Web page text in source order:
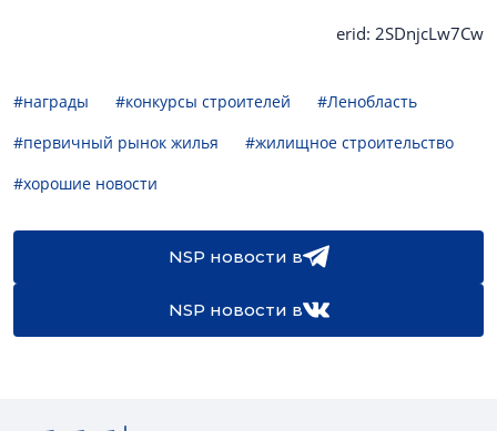
erid: 2SDnjcLw7Cw
#награды #конкурсы строителей
#Ленобласть
#первичный рынок жилья
#жилищное строительство
#хорошие новости
NSP новости в
NSP новости в